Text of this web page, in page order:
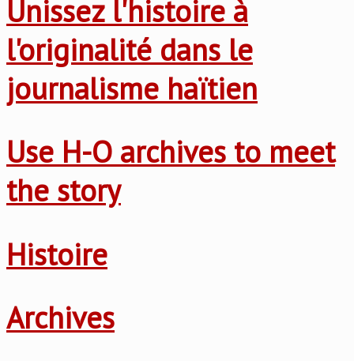
Unissez l'histoire à
l'originalité dans le
journalisme haïtien
Use H-O archives to meet
the story
Histoire
Archives